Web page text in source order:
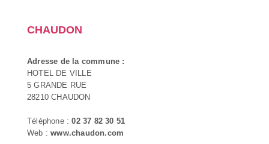
CHAUDON
Adresse de la commune :
HOTEL DE VILLE
5 GRANDE RUE
28210 CHAUDON
Téléphone :02 37 82 30 51
Web :www.chaudon.com